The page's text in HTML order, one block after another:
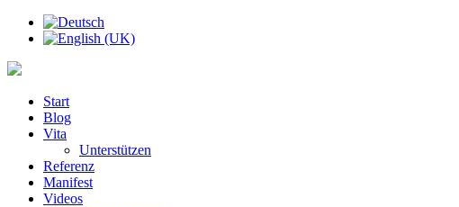
Start
Blog
Vita
Unterstützen
Referenz
Manifest
Videos